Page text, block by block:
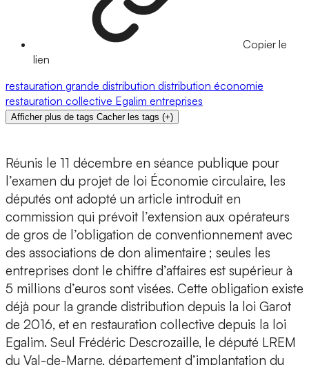
Copier le
lien
restauration grande distribution distribution économie
restauration collective Egalim entreprises
Afficher plus de tags Cacher les tags (+)
Réunis le 11 décembre en séance publique pour
l’examen du projet de loi Économie circulaire, les
députés ont adopté un article introduit en
commission qui prévoit l’extension aux opérateurs
de gros de l’obligation de conventionnement avec
des associations de don alimentaire ; seules les
entreprises dont le chiffre d’affaires est supérieur à
5 millions d’euros sont visées. Cette obligation existe
déjà pour la grande distribution depuis la loi Garot
de 2016, et en restauration collective depuis la loi
Egalim. Seul Frédéric Descrozaille, le député LREM
du Val-de-Marne, département d’implantation du